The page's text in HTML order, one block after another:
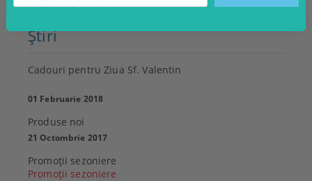
Ştiri
Cadouri pentru Ziua Sf. Valentin
01 Februarie 2018
Produse noi
21 Octombrie 2017
Promoţii sezoniere
Promoţii sezoniere